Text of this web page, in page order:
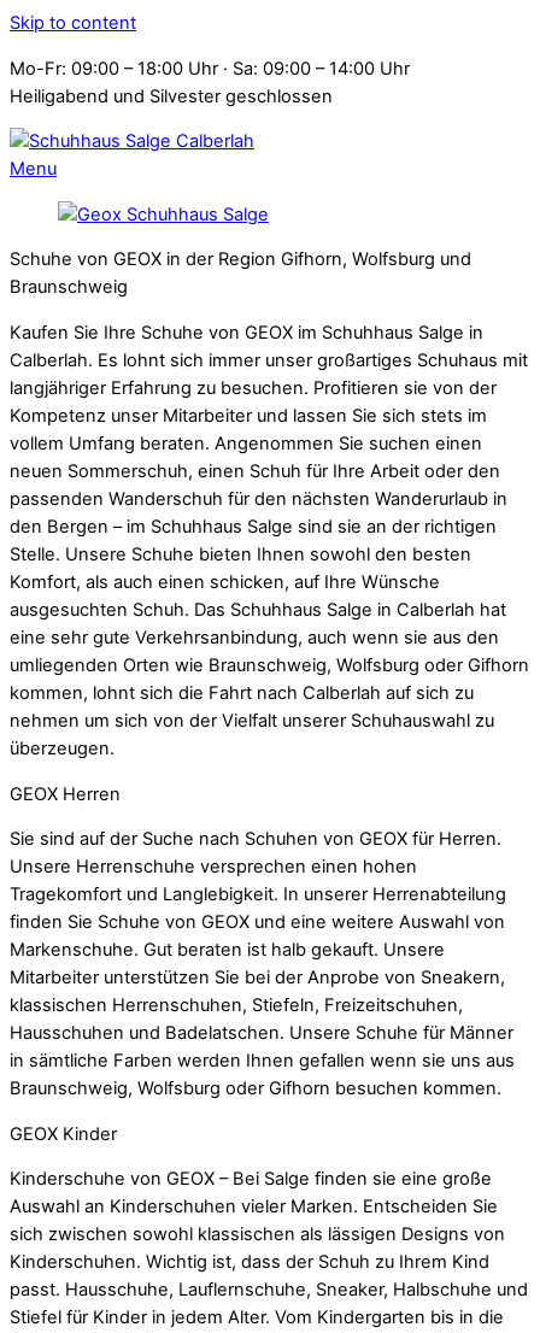
Skip to content
Mo-Fr: 09:00 – 18:00 Uhr · Sa: 09:00 – 14:00 Uhr
Heiligabend und Silvester geschlossen
Menu
Schuhe von GEOX in der Region Gifhorn, Wolfsburg und
Braunschweig
Kaufen Sie Ihre Schuhe von GEOX im Schuhhaus Salge in
Calberlah. Es lohnt sich immer unser großartiges Schuhaus mit
langjähriger Erfahrung zu besuchen. Profitieren sie von der
Kompetenz unser Mitarbeiter und lassen Sie sich stets im
vollem Umfang beraten. Angenommen Sie suchen einen
neuen Sommerschuh, einen Schuh für Ihre Arbeit oder den
passenden Wanderschuh für den nächsten Wanderurlaub in
den Bergen – im Schuhhaus Salge sind sie an der richtigen
Stelle. Unsere Schuhe bieten Ihnen sowohl den besten
Komfort, als auch einen schicken, auf Ihre Wünsche
ausgesuchten Schuh. Das Schuhhaus Salge in Calberlah hat
eine sehr gute Verkehrsanbindung, auch wenn sie aus den
umliegenden Orten wie Braunschweig, Wolfsburg oder Gifhorn
kommen, lohnt sich die Fahrt nach Calberlah auf sich zu
nehmen um sich von der Vielfalt unserer Schuhauswahl zu
überzeugen.
GEOX Herren
Sie sind auf der Suche nach Schuhen von GEOX für Herren.
Unsere Herrenschuhe versprechen einen hohen
Tragekomfort und Langlebigkeit. In unserer Herrenabteilung
finden Sie Schuhe von GEOX und eine weitere Auswahl von
Markenschuhe. Gut beraten ist halb gekauft. Unsere
Mitarbeiter unterstützen Sie bei der Anprobe von Sneakern,
klassischen Herrenschuhen, Stiefeln, Freizeitschuhen,
Hausschuhen und Badelatschen. Unsere Schuhe für Männer
in sämtliche Farben werden Ihnen gefallen wenn sie uns aus
Braunschweig, Wolfsburg oder Gifhorn besuchen kommen.
GEOX Kinder
Kinderschuhe von GEOX – Bei Salge finden sie eine große
Auswahl an Kinderschuhen vieler Marken. Entscheiden Sie
sich zwischen sowohl klassischen als lässigen Designs von
Kinderschuhen. Wichtig ist, dass der Schuh zu Ihrem Kind
passt. Hausschuhe, Lauflernschuhe, Sneaker, Halbschuhe und
Stiefel für Kinder in jedem Alter. Vom Kindergarten bis in die